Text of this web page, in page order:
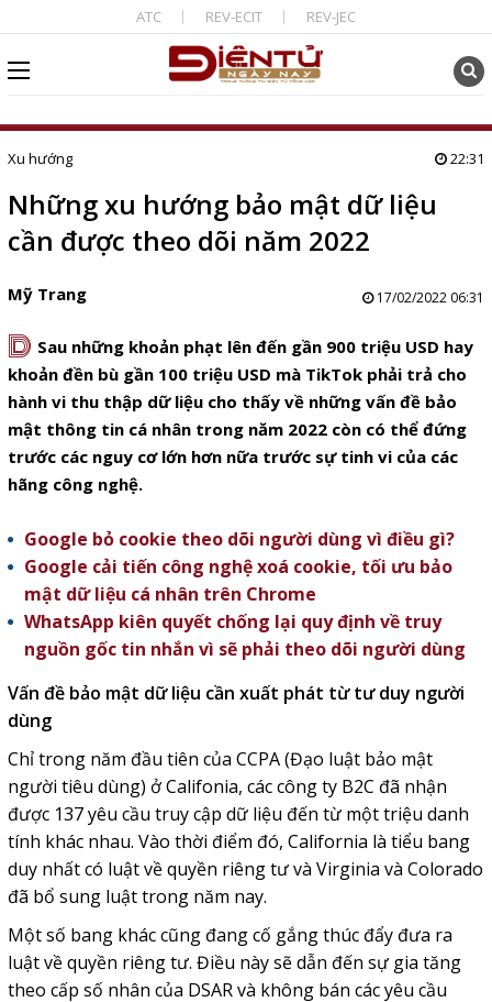
ATC REV-ECIT REV-JEC
Xu hướng 22:31
Những xu hướng bảo mật dữ liệu
cần được theo dõi năm 2022
Mỹ Trang 17/02/2022 06:31
D Sau những khoản phạt lên đến gần 900 triệu USD hay
khoản đền bù gần 100 triệu USD mà TikTok phải trả cho
hành vi thu thập dữ liệu cho thấy về những vấn đề bảo
mật thông tin cá nhân trong năm 2022 còn có thể đứng
trước các nguy cơ lớn hơn nữa trước sự tinh vi của các
hãng công nghệ.
Google bỏ cookie theo dõi người dùng vì điều gì?
Google cải tiến công nghệ xoá cookie, tối ưu bảo
mật dữ liệu cá nhân trên Chrome
WhatsApp kiên quyết chống lại quy định về truy
nguồn gốc tin nhắn vì sẽ phải theo dõi người dùng
Vấn đề bảo mật dữ liệu cần xuất phát từ tư duy người
dùng
Chỉ trong năm đầu tiên của CCPA (Đạo luật bảo mật
người tiêu dùng) ở Califonia, các công ty B2C đã nhận
được 137 yêu cầu truy cập dữ liệu đến từ một triệu danh
tính khác nhau. Vào thời điểm đó, California là tiểu bang
duy nhất có luật về quyền riêng tư và Virginia và Colorado
đã bổ sung luật trong năm nay.
Một số bang khác cũng đang cố gắng thúc đẩy đưa ra
luật về quyền riêng tư. Điều này sẽ dẫn đến sự gia tăng
theo cấp số nhân của DSAR và không bán các yêu cầu